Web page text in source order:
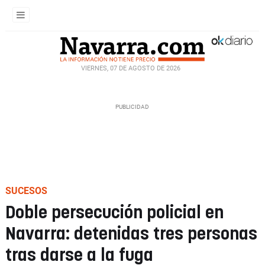
VIERNES, 07 DE AGOSTO DE 2026
SUCESOS
Doble persecución policial en
Navarra: detenidas tres personas
tras darse a la fuga